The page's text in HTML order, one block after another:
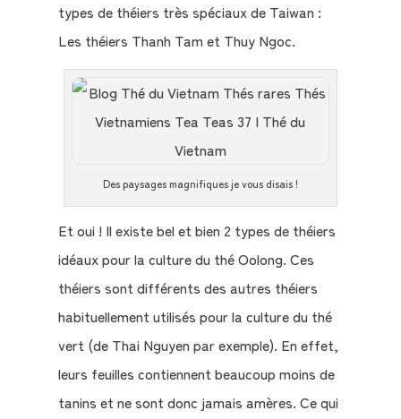
Témoignages
E-
books
Boutique
Le
Blog
Contact
Mon
compte
types de théiers très spéciaux de Taiwan :
Les théiers Thanh Tam et Thuy Ngoc.
Des paysages magnifiques je vous disais !
Et oui ! Il existe bel et bien 2 types de théiers
idéaux pour la culture du thé Oolong. Ces
théiers sont différents des autres théiers
habituellement utilisés pour la culture du thé
vert (de Thai Nguyen par exemple). En effet,
leurs feuilles contiennent beaucoup moins de
tanins et ne sont donc jamais amères. Ce qui